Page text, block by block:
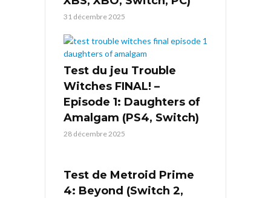
31 décembre 2025
Test du jeu Trouble
Witches FINAL! –
Episode 1: Daughters of
Amalgam (PS4, Switch)
28 décembre 2025
Test de Metroid Prime
4: Beyond (Switch 2,